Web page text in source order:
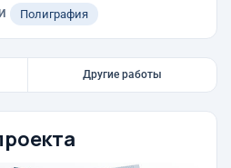
Полиграфия
Другие работы